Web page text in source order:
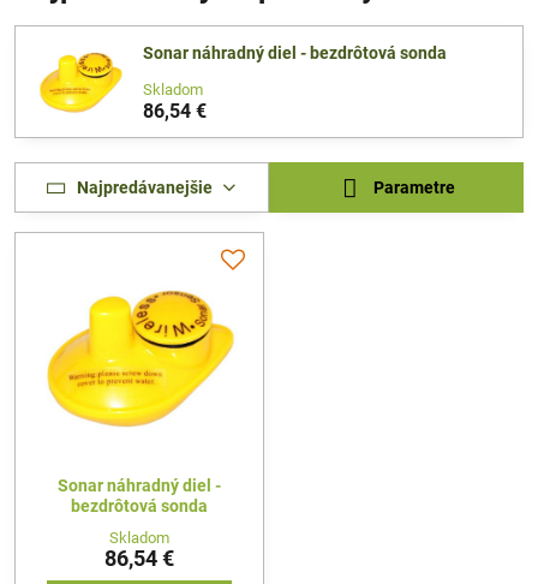
Sonar náhradný diel - bezdrôtová sonda
Skladom
86,54 €
Najpredávanejšie Parametre
Sonar náhradný diel -
bezdrôtová sonda
Skladom
86,54 €